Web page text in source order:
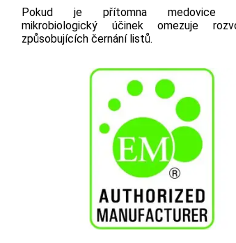
Pokud je přítomna medovice
mikrobiologický účinek omezuje
způsobujících černání listů.